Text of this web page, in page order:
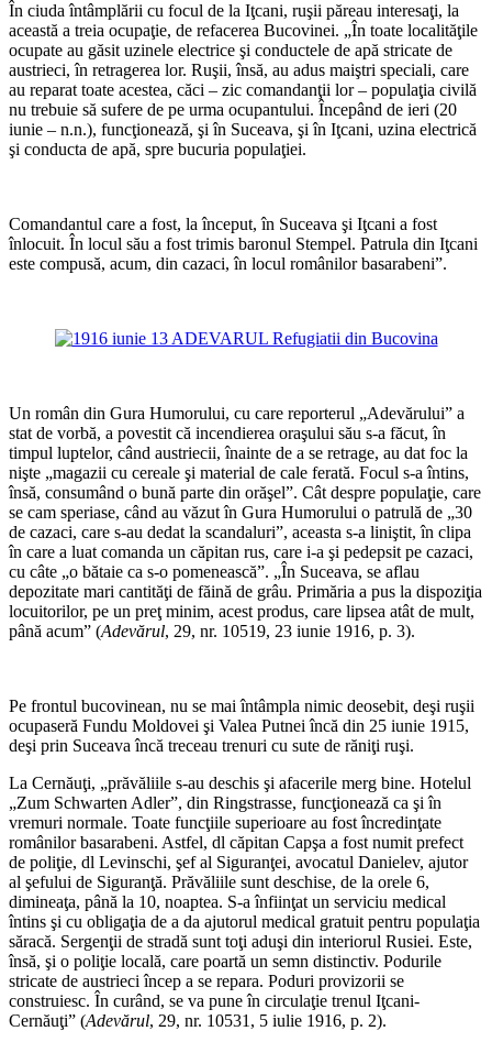
În ciuda întâmplării cu focul de la Iţcani, ruşii păreau interesaţi, la
această a treia ocupaţie, de refacerea Bucovinei. „În toate localităţile
ocupate au găsit uzinele electrice şi conductele de apă stricate de
austrieci, în retragerea lor. Ruşii, însă, au adus maiştri speciali, care
au reparat toate acestea, căci – zic comandanţii lor – populaţia civilă
nu trebuie să sufere de pe urma ocupantului. Începând de ieri (20
iunie – n.n.), funcţionează, şi în Suceava, şi în Iţcani, uzina electrică
şi conducta de apă, spre bucuria populaţiei.
Comandantul care a fost, la început, în Suceava şi Iţcani a fost
înlocuit. În locul său a fost trimis baronul Stempel. Patrula din Iţcani
este compusă, acum, din cazaci, în locul românilor basarabeni”.
Un român din Gura Humorului, cu care reporterul „Adevărului” a
stat de vorbă, a povestit că incendierea oraşului său s-a făcut, în
timpul luptelor, când austriecii, înainte de a se retrage, au dat foc la
nişte „magazii cu cereale şi material de cale ferată. Focul s-a întins,
însă, consumând o bună parte din orăşel”. Cât despre populaţie, care
se cam speriase, când au văzut în Gura Humorului o patrulă de „30
de cazaci, care s-au dedat la scandaluri”, aceasta s-a liniştit, în clipa
în care a luat comanda un căpitan rus, care i-a şi pedepsit pe cazaci,
cu câte „o bătaie ca s-o pomenească”. „În Suceava, se aflau
depozitate mari cantităţi de făină de grâu. Primăria a pus la dispoziţia
locuitorilor, pe un preţ minim, acest produs, care lipsea atât de mult,
până acum” (Adevărul, 29, nr. 10519, 23 iunie 1916, p. 3).
Pe frontul bucovinean, nu se mai întâmpla nimic deosebit, deşi ruşii
ocupaseră Fundu Moldovei şi Valea Putnei încă din 25 iunie 1915,
deşi prin Suceava încă treceau trenuri cu sute de răniţi ruşi.
La Cernăuţi, „prăvăliile s-au deschis şi afacerile merg bine. Hotelul
„Zum Schwarten Adler”, din Ringstrasse, funcţionează ca şi în
vremuri normale. Toate funcţiile superioare au fost încredinţate
românilor basarabeni. Astfel, dl căpitan Capşa a fost numit prefect
de poliţie, dl Levinschi, şef al Siguranţei, avocatul Danielev, ajutor
al şefului de Siguranţă. Prăvăliile sunt deschise, de la orele 6,
dimineaţa, până la 10, noaptea. S-a înfiinţat un serviciu medical
întins şi cu obligaţia de a da ajutorul medical gratuit pentru populaţia
săracă. Sergenţii de stradă sunt toţi aduşi din interiorul Rusiei. Este,
însă, şi o poliţie locală, care poartă un semn distinctiv. Podurile
stricate de austrieci încep a se repara. Poduri provizorii se
construiesc. În curând, se va pune în circulaţie trenul Iţcani-
Cernăuţi” (Adevărul, 29, nr. 10531, 5 iulie 1916, p. 2).